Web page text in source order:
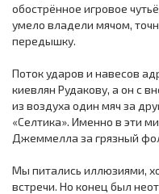
обострённое игровое
умело владели мячом,
передышку.
Поток ударов и навесов
киевлян Рудакову, а он с
из воздуха один мяч за
«Селтика». Именно в эти
Джеммелла за грязный
Мы питались иллюзиями,
встречи. Но конец был